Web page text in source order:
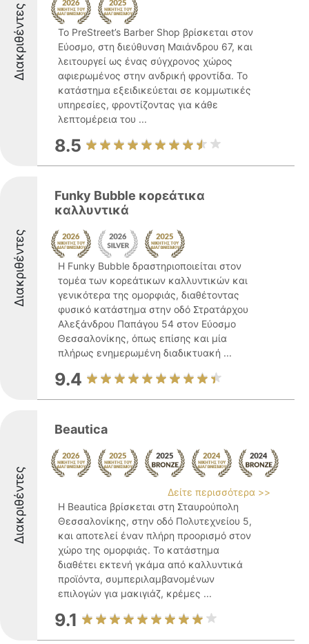
Διακριθέντες
Το PreStreet’s Barber Shop βρίσκεται στον
Εύοσμο, στη διεύθυνση Μαιάνδρου 67, και
λειτουργεί ως ένας σύγχρονος χώρος
αφιερωμένος στην ανδρική φροντίδα. Το
κατάστημα εξειδικεύεται σε κομμωτικές
υπηρεσίες, φροντίζοντας για κάθε
λεπτομέρεια του ...
8.5
Διακριθέντες
Funky Bubble κορεάτικα
καλλυντικά
Η Funky Bubble δραστηριοποιείται στον
τομέα των κορεάτικων καλλυντικών και
γενικότερα της ομορφιάς, διαθέτοντας
φυσικό κατάστημα στην οδό Στρατάρχου
Αλεξάνδρου Παπάγου 54 στον Εύοσμο
Θεσσαλονίκης, όπως επίσης και μία
πλήρως ενημερωμένη διαδικτυακή ...
9.4
Διακριθέντες
Beautica
Δείτε περισσότερα >>
Η Beautica βρίσκεται στη Σταυρούπολη
Θεσσαλονίκης, στην οδό Πολυτεχνείου 5,
και αποτελεί έναν πλήρη προορισμό στον
χώρο της ομορφιάς. Το κατάστημα
διαθέτει εκτενή γκάμα από καλλυντικά
προϊόντα, συμπεριλαμβανομένων
επιλογών για μακιγιάζ, κρέμες ...
9.1